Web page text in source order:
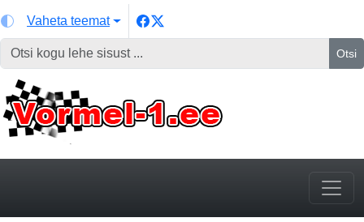
Vaheta teemat
Otsi